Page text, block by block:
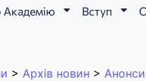
Академію Вступ
> Архів новин > Анонси